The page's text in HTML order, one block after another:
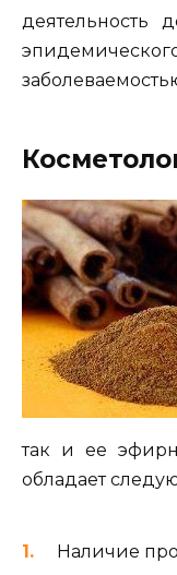
деятельность
так и ее
обладает
Наличие